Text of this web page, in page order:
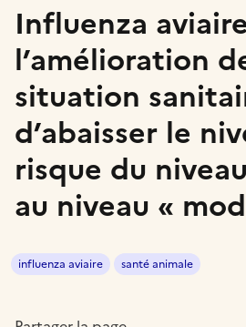
Influenza
l’amélioration
situation
d’abaisser le
risque du
au niveau «
influenza aviaire santé animale